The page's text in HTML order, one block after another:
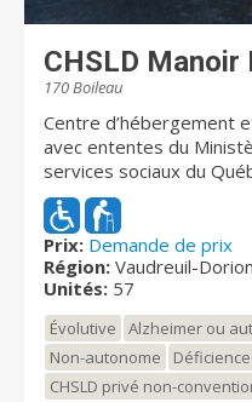
CHSLD Manoir
170 Boileau
Centre d’hébergement
avec ententes du
services sociaux du
Prix: Demande de prix
Région: Vaudreuil-
Unités: 57
Évolutive
Alzheimer ou
Non-autonome
CHSLD privé non-